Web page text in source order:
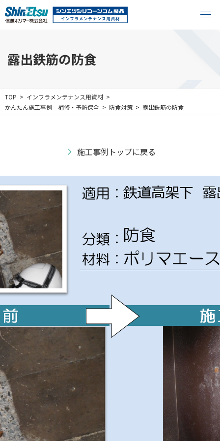
露出鉄筋の防食
TOP
インフラメンテナンス用資材
かんたん施工事例 補修・予防保全 防食対策 露出鉄筋の防食
施工事例トップに戻る